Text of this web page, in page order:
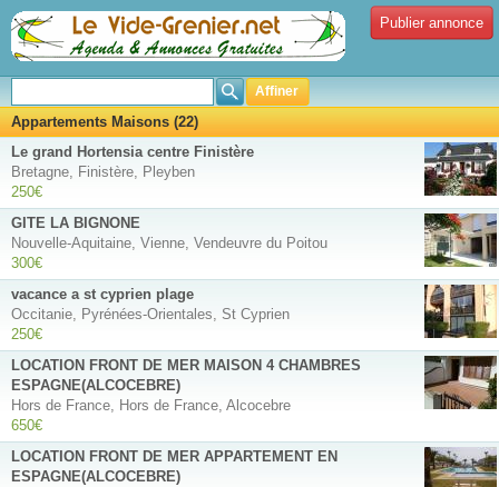
Publier annonce
Affiner
Appartements Maisons (22)
Le grand Hortensia centre Finistère
Bretagne, Finistère, Pleyben
250€
GITE LA BIGNONE
Nouvelle-Aquitaine, Vienne, Vendeuvre du Poitou
300€
vacance a st cyprien plage
Occitanie, Pyrénées-Orientales, St Cyprien
250€
LOCATION FRONT DE MER MAISON 4 CHAMBRES
ESPAGNE(ALCOCEBRE)
Hors de France, Hors de France, Alcocebre
650€
LOCATION FRONT DE MER APPARTEMENT EN
ESPAGNE(ALCOCEBRE)